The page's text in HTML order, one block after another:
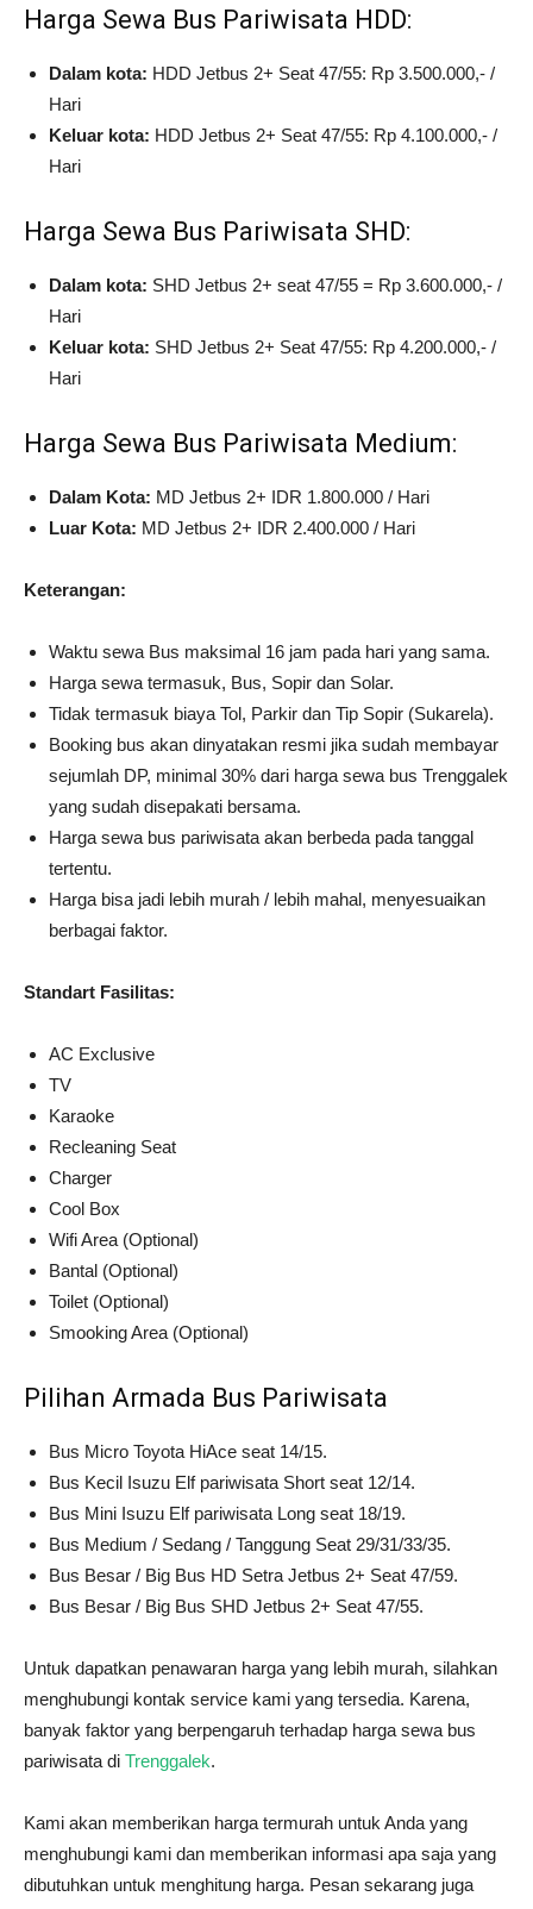
Harga Sewa Bus Pariwisata HDD:
Dalam kota: HDD Jetbus 2+ Seat 47/55: Rp 3.500.000,- /
Hari
Keluar kota: HDD Jetbus 2+ Seat 47/55: Rp 4.100.000,- /
Hari
Harga Sewa Bus Pariwisata SHD:
Dalam kota: SHD Jetbus 2+ seat 47/55 = Rp 3.600.000,- /
Hari
Keluar kota: SHD Jetbus 2+ Seat 47/55: Rp 4.200.000,- /
Hari
Harga Sewa Bus Pariwisata Medium:
Dalam Kota: MD Jetbus 2+ IDR 1.800.000 / Hari
Luar Kota: MD Jetbus 2+ IDR 2.400.000 / Hari
Keterangan:
Waktu sewa Bus maksimal 16 jam pada hari yang sama.
Harga sewa termasuk, Bus, Sopir dan Solar.
Tidak termasuk biaya Tol, Parkir dan Tip Sopir (Sukarela).
Booking bus akan dinyatakan resmi jika sudah membayar
sejumlah DP, minimal 30% dari harga sewa bus Trenggalek
yang sudah disepakati bersama.
Harga sewa bus pariwisata akan berbeda pada tanggal
tertentu.
Harga bisa jadi lebih murah / lebih mahal, menyesuaikan
berbagai faktor.
Standart Fasilitas:
AC Exclusive
TV
Karaoke
Recleaning Seat
Charger
Cool Box
Wifi Area (Optional)
Bantal (Optional)
Toilet (Optional)
Smooking Area (Optional)
Pilihan Armada Bus Pariwisata
Bus Micro Toyota HiAce seat 14/15.
Bus Kecil Isuzu Elf pariwisata Short seat 12/14.
Bus Mini Isuzu Elf pariwisata Long seat 18/19.
Bus Medium / Sedang / Tanggung Seat 29/31/33/35.
Bus Besar / Big Bus HD Setra Jetbus 2+ Seat 47/59.
Bus Besar / Big Bus SHD Jetbus 2+ Seat 47/55.
Untuk dapatkan penawaran harga yang lebih murah, silahkan
menghubungi kontak service kami yang tersedia. Karena,
banyak faktor yang berpengaruh terhadap harga sewa bus
pariwisata di Trenggalek.
Kami akan memberikan harga termurah untuk Anda yang
menghubungi kami dan memberikan informasi apa saja yang
dibutuhkan untuk menghitung harga. Pesan sekarang juga